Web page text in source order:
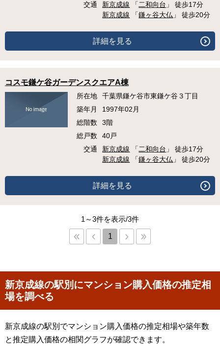
交通
新京成線 「 二和向台 」 徒歩17分
新京成線 「鎌ヶ谷大仏 」 徒歩20分
詳細を見る
コスモ鎌ケ谷ガーデンスクエアA棟
所在地
千葉県鎌ケ谷市東鎌ケ谷３丁目
築年月
1997年02月
総階数
3階
総戸数
40戸
交通
新京成線 「 二和向台 」 徒歩17分
新京成線 「鎌ヶ谷大仏 」 徒歩20分
詳細を見る
1～3件を表示/3件
1
新京成線の駅別にマンション購入価格の推定相
場を調べる
新京成線の駅別でマンション購入価格の推定相場や築年数
と推定購入価格の相関グラフが確認できます。